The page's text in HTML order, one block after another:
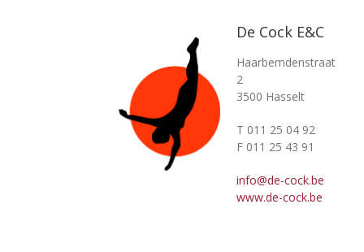
De Cock E&C
Haarbemdenstraat
2
3500 Hasselt
T 011 25 04 92
F 011 25 43 91
info@de-cock.be
www.de-cock.be